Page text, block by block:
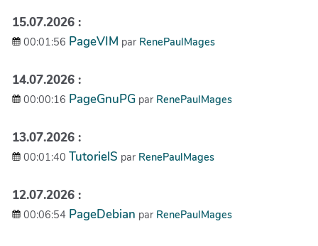
15.07.2026 :
00:01:56 PageVIM par RenePaulMages
14.07.2026 :
00:00:16 PageGnuPG par RenePaulMages
13.07.2026 :
00:01:40 TutorielS par RenePaulMages
12.07.2026 :
00:06:54 PageDebian par RenePaulMages